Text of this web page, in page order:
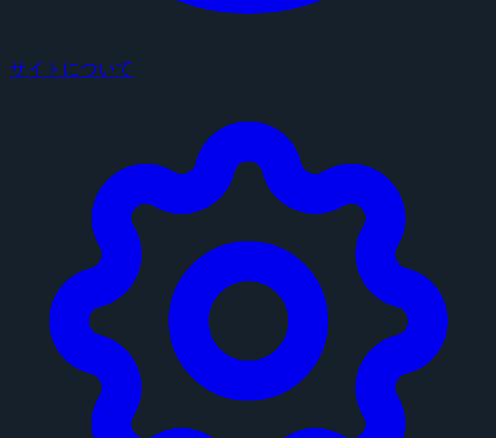
サイトについて